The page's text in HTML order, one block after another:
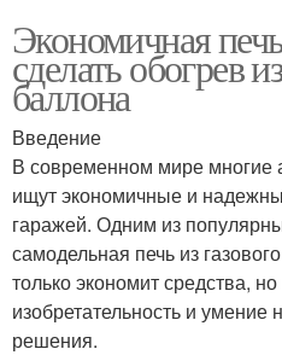
Экономичная
сделать обогрев
баллона
Введение
В современном мире многие
ищут экономичные и
гаражей. Одним из
самодельная печь из
только экономит средства,
изобретательность и умение
решения.